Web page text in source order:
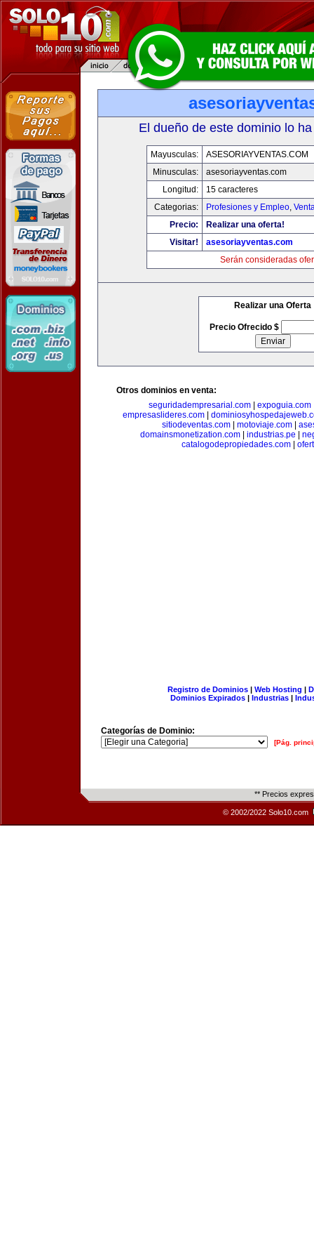
El dueño de este dominio lo
Mayusculas:
ASESORIAYVENTAS.COM
Minusculas:
asesoriayventas.com
Longitud:
15 caracteres
Categorias:
Profesiones y Empleo,
Precio:
Realizar una oferta!
Visitar!
asesoriayventas.com
Serán consideradas
Realizar una Oferta
Precio Ofrecido $
Otros dominios en venta:
seguridadempresarial.com
expoguia.com
empresaslideres.com|
sitiodeventas.com
motoviaje.com
domainsmonetization.com| industrias.pe
catalogodepropiedades.com
Registro de Dominios| Web Hosting |
Dominios Expirados | Industrias |
Categorías de Dominio:
[Pág.
** Precios
© 2002/2022 Solo10.com